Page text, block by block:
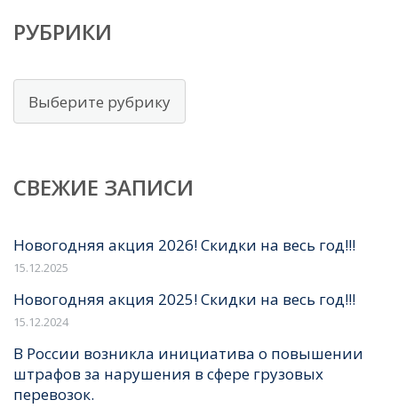
РУБРИКИ
Рубрики
СВЕЖИЕ ЗАПИСИ
Новогодняя акция 2026! Скидки на весь год!!!
15.12.2025
Новогодняя акция 2025! Скидки на весь год!!!
15.12.2024
В России возникла инициатива о повышении
штрафов за нарушения в сфере грузовых
перевозок.